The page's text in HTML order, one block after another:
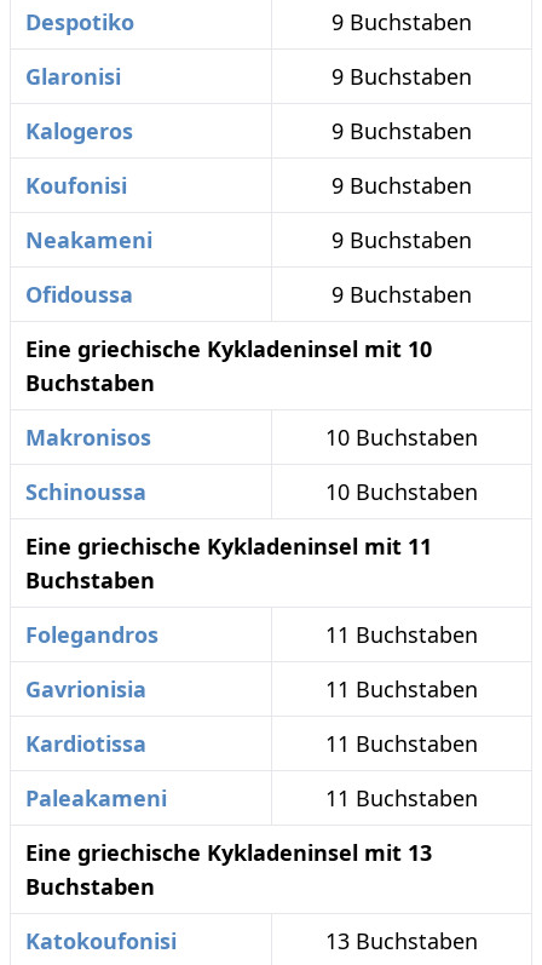
Despotiko
9 Buchstaben
Glaronisi
9 Buchstaben
Kalogeros
9 Buchstaben
Koufonisi
9 Buchstaben
Neakameni
9 Buchstaben
Ofidoussa
9 Buchstaben
Eine griechische Kykladeninsel mit 10
Buchstaben
Makronisos
10 Buchstaben
Schinoussa
10 Buchstaben
Eine griechische Kykladeninsel mit 11
Buchstaben
Folegandros
11 Buchstaben
Gavrionisia
11 Buchstaben
Kardiotissa
11 Buchstaben
Paleakameni
11 Buchstaben
Eine griechische Kykladeninsel mit 13
Buchstaben
Katokoufonisi
13 Buchstaben